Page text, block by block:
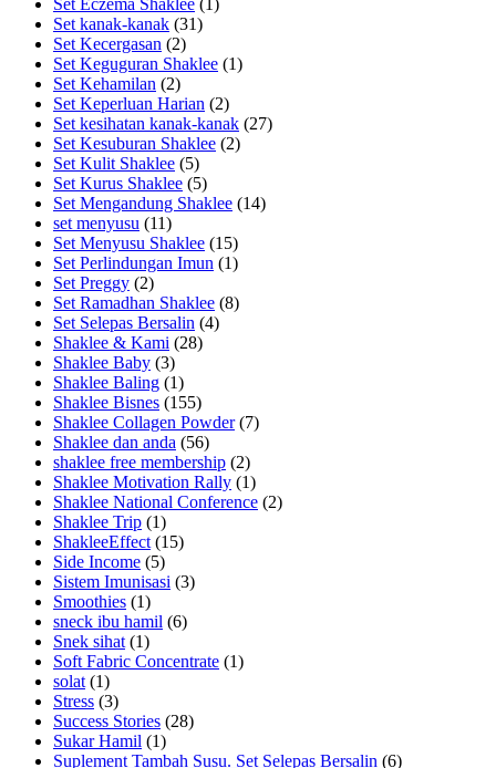
Set Eczema Shaklee (1)
Set kanak-kanak (31)
Set Kecergasan (2)
Set Keguguran Shaklee (1)
Set Kehamilan (2)
Set Keperluan Harian (2)
Set kesihatan kanak-kanak (27)
Set Kesuburan Shaklee (2)
Set Kulit Shaklee (5)
Set Kurus Shaklee (5)
Set Mengandung Shaklee (14)
set menyusu (11)
Set Menyusu Shaklee (15)
Set Perlindungan Imun (1)
Set Preggy (2)
Set Ramadhan Shaklee (8)
Set Selepas Bersalin (4)
Shaklee & Kami (28)
Shaklee Baby (3)
Shaklee Baling (1)
Shaklee Bisnes (155)
Shaklee Collagen Powder(7)
Shaklee dan anda (56)
shaklee free membership (2)
Shaklee Motivation Rally (1)
Shaklee National Conference (2)
Shaklee Trip (1)
ShakleeEffect (15)
Side Income (5)
Sistem Imunisasi (3)
Smoothies (1)
sneck ibu hamil (6)
Snek sihat (1)
Soft Fabric Concentrate (1)
solat (1)
Stress (3)
Success Stories (28)
Sukar Hamil (1)
Suplement Tambah Susu. Set Selepas Bersalin (6)